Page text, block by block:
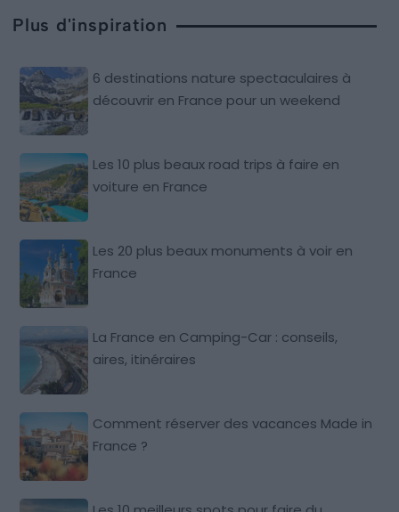
Plus d'inspiration
6 destinations nature spectaculaires à
découvrir en France pour un weekend
Les 10 plus beaux road trips à faire en
voiture en France
Les 20 plus beaux monuments à voir en
France
La France en Camping-Car : conseils,
aires, itinéraires
Comment réserver des vacances Made in
France ?